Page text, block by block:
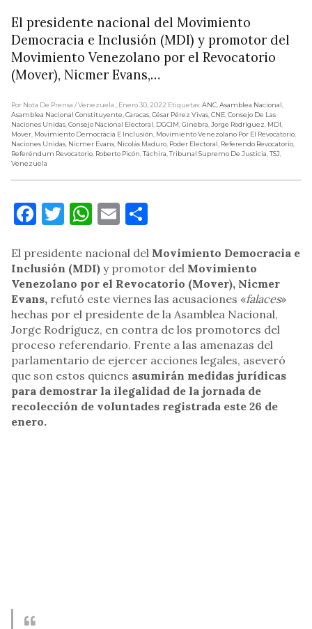
El presidente nacional del Movimiento
Democracia e Inclusión (MDI) y promotor del
Movimiento Venezolano por el Revocatorio
(Mover), Nicmer Evans,…
Por Nota De Prensa / Venezuela , Enero 30, 2022 Etiquetas:ANC,Asamblea Nacional,
Asamblea Nacional Constituyente,Caracas,César Pérez Vivas,CNE,Consejo De Las
Naciones Unidas,Consejo Nacional Electoral, DGCIM,Ginebra,Jorge Rodríguez, MDI,
Mover, Movimiento Democracia E Inclusión, Movimiento Venezolano Por El Revocatorio,
Naciones Unidas, Nicmer Evans, Nicolás Maduro, Poder Electoral, Referendo Revocatorio,
Referéndum Revocatorio, Roberto Picón,Táchira,Tribunal Supremo De Justicia,TSJ,
Venezuela
Facebook
Twitter
WhatsApp
Email
El presidente nacional del Movimiento Democracia e
Inclusión (MDI) y promotor del Movimiento
Venezolano por el Revocatorio (Mover), Nicmer
Evans, refutó este viernes las acusaciones «falaces»
hechas por el presidente de la Asamblea Nacional,
Jorge Rodríguez, en contra de los promotores del
proceso referendario. Frente a las amenazas del
parlamentario de ejercer acciones legales, aseveró
que son estos quienes asumirán medidas jurídicas
para demostrar la ilegalidad de la jornada de
recolección de voluntades registrada este 26 de
enero.